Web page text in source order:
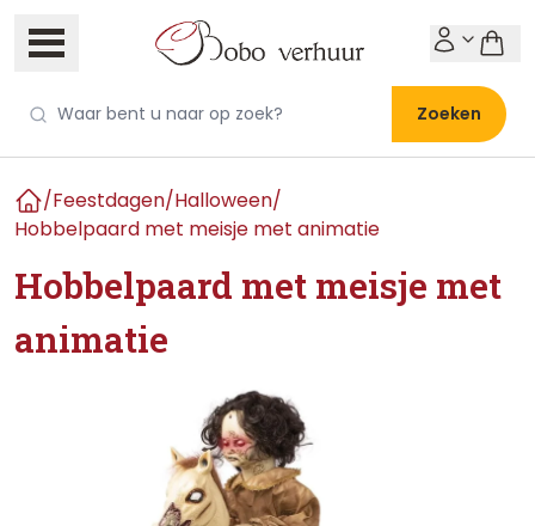
Zoeken
Home
/Feestdagen/Halloween/
Hobbelpaard met meisje met animatie
Hobbelpaard met meisje met
animatie